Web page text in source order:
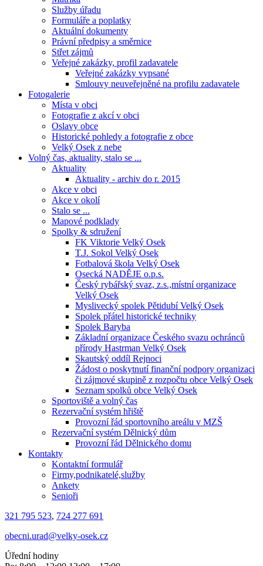
Služby úřadu
Formuláře a poplatky
Aktuální dokumenty
Právní předpisy a směrnice
Střet zájmů
Veřejné zakázky, profil zadavatele
Veřejné zakázky vypsané
Smlouvy neuveřejněné na profilu zadavatele
Fotogalerie
Místa v obci
Fotografie z akcí v obci
Oslavy obce
Historické pohledy a fotografie z obce
Velký Osek z nebe
Volný čas, aktuality, stalo se ...
Aktuality
Aktuality - archiv do r. 2015
Akce v obci
Akce v okolí
Stalo se ...
Mapové podklady
Spolky & sdružení
FK Viktorie Velký Osek
T.J. Sokol Velký Osek
Fotbalová škola Velký Osek
Osecká NADĚJE o.p.s.
Český rybářský svaz, z.s.,místní organizace
Velký Osek
Myslivecký spolek Pětidubí Velký Osek
Spolek přátel historické techniky
Spolek Baryba
Základní organizace Českého svazu ochránců
přírody Hastrman Velký Osek
Skautský oddíl Rejnoci
Žádost o poskytnutí finanční podpory organizaci
či zájmové skupině z rozpočtu obce Velký Osek
Seznam spolků obce Velký Osek
Sportoviště a volný čas
Rezervační systém hřiště
Provozní řád sportovního areálu v MZŠ
Rezervační systém Dělnický dům
Provozní řád Dělnického domu
Kontakty
Kontaktní formulář
Firmy,podnikatelé,služby
Ankety
Senioři
321 795 523, 724 277 691
obecni.urad@velky-osek.cz
Úřední hodiny